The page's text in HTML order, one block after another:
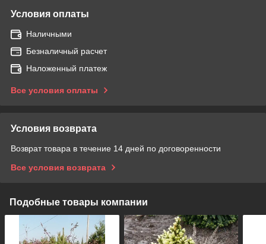
Условия оплаты
Наличными
Безналичный расчет
Наложенный платеж
Все условия оплаты
Условия возврата
Возврат товара в течение 14 дней по договоренности
Все условия возврата
Подобные товары компании